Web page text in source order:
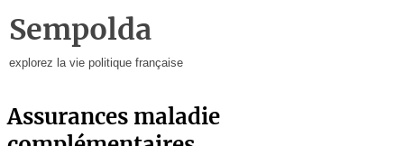
Sempolda
explorez la vie politique française
assurances maladie